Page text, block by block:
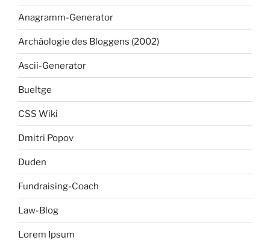
Anagramm-Generator
Archäologie des Bloggens (2002)
Ascii-Generator
Bueltge
CSS Wiki
Dmitri Popov
Duden
Fundraising-Coach
Law-Blog
Lorem Ipsum